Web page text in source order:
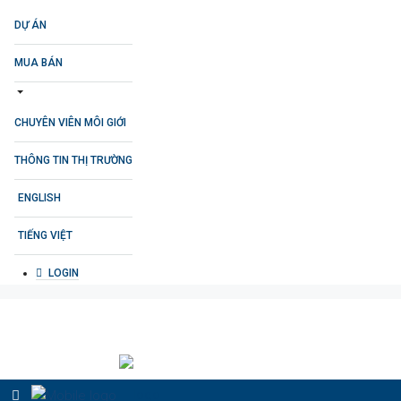
DỰ ÁN
MUA BÁN
CHUYÊN VIÊN MÔI GIỚI
THÔNG TIN THỊ TRƯỜNG
ENGLISH
TIẾNG VIỆT
LOGIN